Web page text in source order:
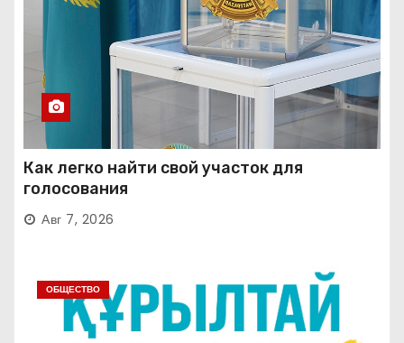
Как легко найти свой участок для
голосования
Авг 7, 2026
ОБЩЕСТВО